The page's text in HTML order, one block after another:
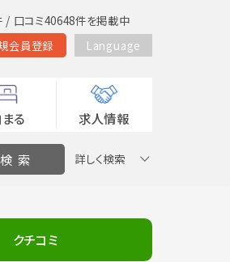
/ 口コミ40648件を掲載中
会員登録 Language
る 求人情報
詳しく検索
クチコミ